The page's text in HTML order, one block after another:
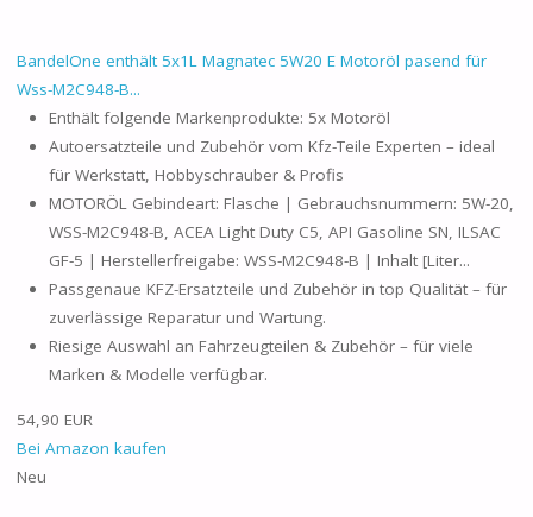
BandelOne enthält 5x1L Magnatec 5W20 E Motoröl pasend für
Wss-M2C948-B...
Enthält folgende Markenprodukte: 5x Motoröl
Autoersatzteile und Zubehör vom Kfz-Teile Experten – ideal
für Werkstatt, Hobbyschrauber & Profis
MOTORÖL Gebindeart: Flasche | Gebrauchsnummern: 5W-20,
WSS-M2C948-B, ACEA Light Duty C5, API Gasoline SN, ILSAC
GF-5 | Herstellerfreigabe: WSS-M2C948-B | Inhalt [Liter...
Passgenaue KFZ-Ersatzteile und Zubehör in top Qualität – für
zuverlässige Reparatur und Wartung.
Riesige Auswahl an Fahrzeugteilen & Zubehör – für viele
Marken & Modelle verfügbar.
54,90 EUR
Bei Amazon kaufen
Neu